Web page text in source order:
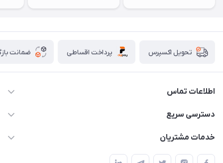
تحویل اکسپرس پرداخت اقساطی ضمانت
اطلاعات تماس
07154503736-09120986090
دسترسی سریع
حساب کاربری
خدمات مشتریان
قوانین و مقررات